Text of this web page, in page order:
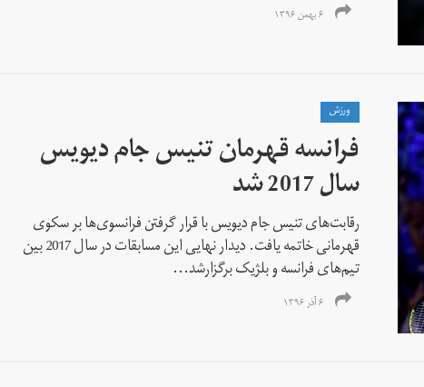
۶ بهمن ۱۳۹۶
ورزش
فرانسه قهرمان تنیس جام دیویس
سال 2017 شد
رقابت‌های تنیس جام دیویس با قرار گرفتن فرانسوی‌ها بر سکوی
قهرمانی خاتمه یافت. دیدار نهایی این مسابقات در سال 2017 بین
تیم‌های فرانسه و بلژیک برگزارشد...
۶ آذر ۱۳۹۶